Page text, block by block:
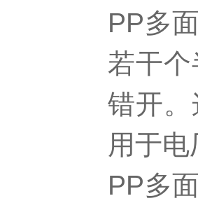
PP多
若干
错开
用于
PP多